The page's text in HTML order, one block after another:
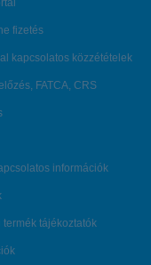
fizetés
kapcsolatos közzétételek
FATCA, CRS
információk
termék tájékoztatók